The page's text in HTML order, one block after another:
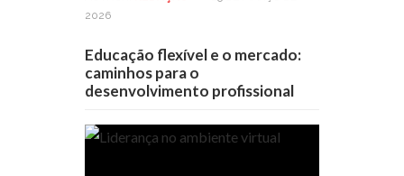
2026
Educação flexível e o mercado:
caminhos para o
desenvolvimento profissional